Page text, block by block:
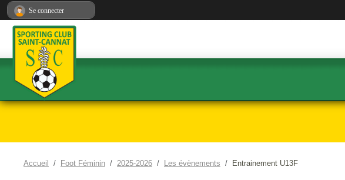
Accueil Foot Féminin 2025-2026 Les évènements Entrainement U13F
Se connecter
Panneau de gestion des cookies